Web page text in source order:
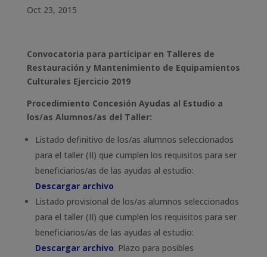
Oct 23, 2015
Convocatoria para participar en Talleres de
Restauración y Mantenimiento de Equipamientos
Culturales Ejercicio 2019
Procedimiento Concesión Ayudas al Estudio a
los/as Alumnos/as del Taller:
Listado definitivo de los/as alumnos seleccionados
para el taller (II) que cumplen los requisitos para ser
beneficiarios/as de las ayudas al estudio:
Descargar archivo
Listado provisional de los/as alumnos seleccionados
para el taller (II) que cumplen los requisitos para ser
beneficiarios/as de las ayudas al estudio:
Descargar archivo. Plazo para posibles